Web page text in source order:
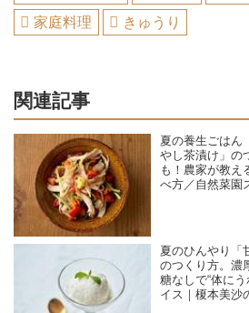
家庭料理
きゅうり
関連記事
夏の養生ごはん
やし茶漬け」の
も！農家が教え
べ方／自然菜園
夏のひんやり「
のつくり方。濃
糖なしで“体に
イス｜榎本美沙